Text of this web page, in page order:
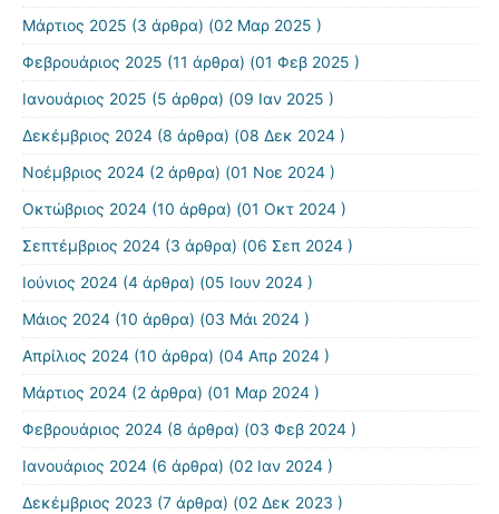
Μάρτιος 2025 (3 άρθρα) (02 Μαρ 2025 )
Φεβρουάριος 2025 (11 άρθρα) (01 Φεβ 2025 )
Ιανουάριος 2025 (5 άρθρα) (09 Ιαν 2025 )
Δεκέμβριος 2024 (8 άρθρα) (08 Δεκ 2024 )
Νοέμβριος 2024 (2 άρθρα) (01 Νοε 2024 )
Οκτώβριος 2024 (10 άρθρα) (01 Οκτ 2024 )
Σεπτέμβριος 2024 (3 άρθρα) (06 Σεπ 2024 )
Ιούνιος 2024 (4 άρθρα) (05 Ιουν 2024 )
Μάιος 2024 (10 άρθρα) (03 Μάι 2024 )
Απρίλιος 2024 (10 άρθρα) (04 Απρ 2024 )
Μάρτιος 2024 (2 άρθρα) (01 Μαρ 2024 )
Φεβρουάριος 2024 (8 άρθρα) (03 Φεβ 2024 )
Ιανουάριος 2024 (6 άρθρα) (02 Ιαν 2024 )
Δεκέμβριος 2023 (7 άρθρα) (02 Δεκ 2023 )